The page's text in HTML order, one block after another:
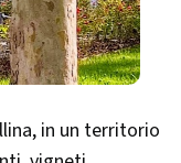
in un territorio